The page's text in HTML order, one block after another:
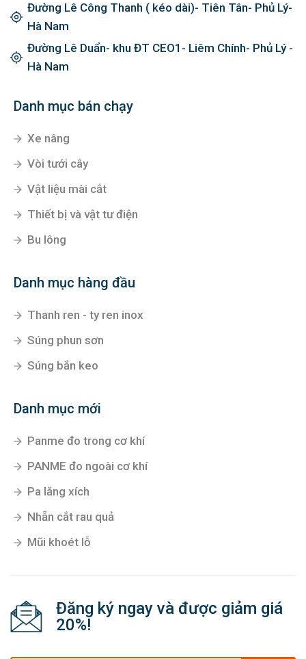
Đường Lê Công Thanh ( kéo dài)- Tiên Tân- Phủ Lý-
Hà Nam
Đường Lê Duẩn- khu ĐT CEO1- Liêm Chính- Phủ Lý -
Hà Nam
Danh mục bán chạy
Xe nâng
Vòi tưới cây
Vật liệu mài cắt
Thiết bị và vật tư điện
Bu lông
Danh mục hàng đầu
Thanh ren - ty ren inox
Súng phun sơn
Súng bắn keo
Danh mục mới
Panme đo trong cơ khí
PANME đo ngoài cơ khí
Pa lăng xích
Nhẵn cắt rau quả
Mũi khoét lỗ
Đăng ký ngay và được giảm giá
20%!